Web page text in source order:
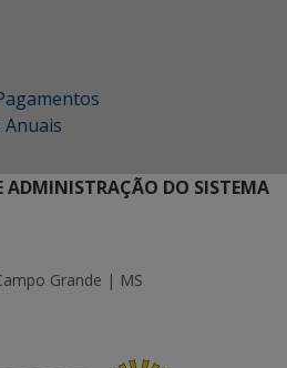
ADMINISTRAÇÃO DO SISTEMA
Grande | MS